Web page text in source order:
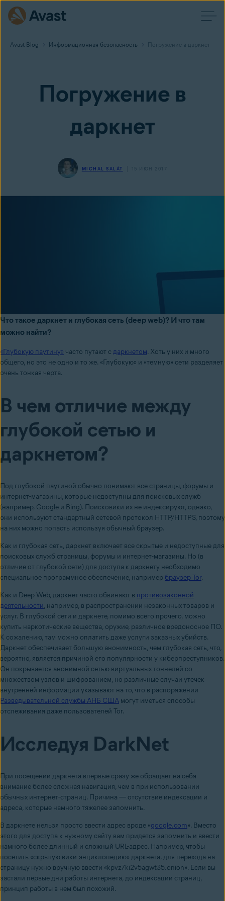
Avast Blog Информационная безопасность Погружение в даркнет
Погружение в
даркнет
MICHAL SALÁT 15 ИЮН 2017
Что такое даркнет и глубокая сеть (deep web)? И что там
можно найти?
«Глубокую паутину» часто путают с даркнетом. Хоть у них и много
общего, но это не одно и то же. «Глубокую» и «темную» сети разделяет
очень тонкая черта.
В чем отличие между
глубокой сетью и
даркнетом?
Под глубокой паутиной обычно понимают все страницы, форумы и
интернет-магазины, которые недоступны для поисковых служб
(например, Google и Bing). Поисковики их не индексируют, однако,
они используют стандартный сетевой протокол HTTP/HTTPS, поэтому
на них можно попасть используя обычный браузер.
Как и глубокая сеть, даpкнет включает все скрытые и недоступные для
поисковых служб страницы, форумы и интернет-магазины. Но (в
отличие от глубокой сети) для доступа к дapкнету необходимо
специальное программное обеспечение, например браузер Tor.
Как и Deep Web, дaркнет часто обвиняют в противозаконной
деятельности, например, в распространении незаконных товаров и
услуг. В глубокой сети и даpкнете, помимо всего прочего, можно
купить наркотические вещества, оружие, различное вредоносное ПО.
К сожалению, там можно оплатить даже услуги заказных убийств.
Даpкнет обеспечивает большую анонимность, чем глубокая сеть, что,
вероятно, является причиной его популярности у киберпреступников.
Он покрывается анонимной сетью виртуальных тоннелей со
множеством узлов и шифрованием, но различные случаи утечек
внутренней информации указывают на то, что в распоряжении
Разведывательной службы АНБ США могут иметься способы
отслеживания даже пользователей Tor.
Исследуя DarkNet
При посещении даpкнета впервые сразу же обращает на себя
внимание более сложная навигация, чем в при использовании
обычных интернет-страниц. Причина — отсутствие индексации и
адреса, которые намного тяжелее запомнить.
В даpкнете нельзя просто ввести адрес вроде «google.com». Вместо
этого для доступа к нужному сайту вам придется запомнить и ввести
намного более длинный и сложный URL-адрес. Например, чтобы
посетить «скрытую вики-энциклопедию» даркнета, для перехода на
страницу нужно вручную ввести «kpvz7ki2v5agwt35.onion». Если вы
застали первые дни работы интернета, до индексации страниц,
принцип работы в нем был похожий.